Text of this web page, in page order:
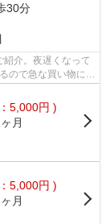
30分
介。夜遅くなって
ので急な買い物に困
5,000円 )
月
5,000円 )
月